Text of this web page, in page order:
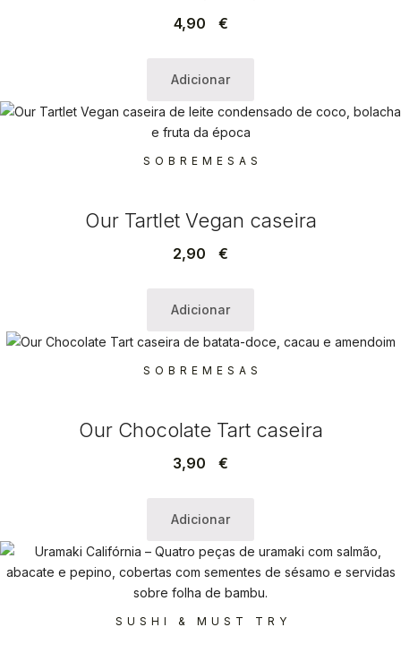
4,90 €
Adicionar
SOBREMESAS
Our Tartlet Vegan caseira
2,90 €
Adicionar
SOBREMESAS
Our Chocolate Tart caseira
3,90 €
Adicionar
SUSHI & MUST TRY